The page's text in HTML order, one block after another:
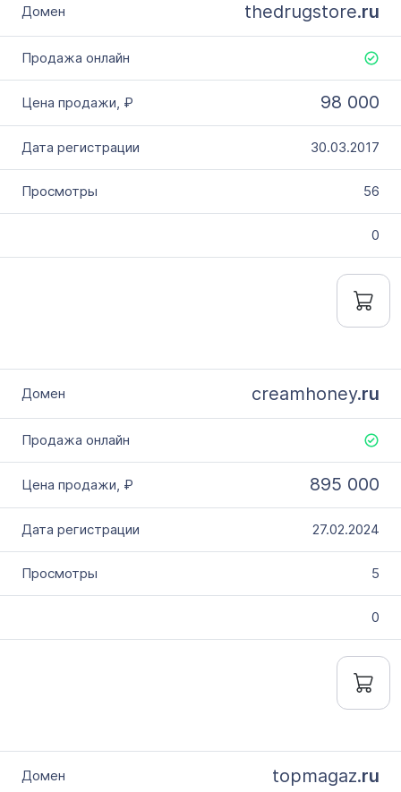
thedrugstore.ru
98 000
30.03.2017
56
0
creamhoney.ru
895 000
27.02.2024
5
0
topmagaz.ru